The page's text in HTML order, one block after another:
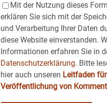
Mit der Nutzung dieses
erklären Sie sich mit der
und Verarbeitung Ihrer Daten
diese Website einverstanden.
Informationen erfahren Sie in
Datenschutzerklärung. Bitte
hier auch unseren Leitfaden
Veröffentlichung von